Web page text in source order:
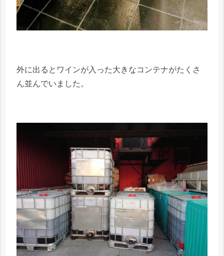
外に出るとワインが入った大きなコンテナがたくさ
ん並んでいました。